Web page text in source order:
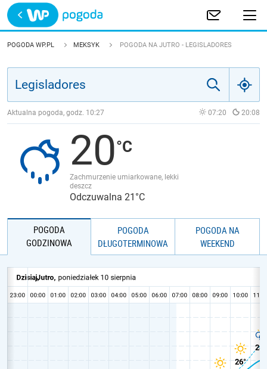
Trwa ładowanie
POLSKA
JAKOŚĆ POWIETRZA
POGODA WP.PL MEKSYK POGODA NA JUTRO - LEGISLADORES
Aktualna pogoda, godz. 10:27 07:20 20:08
20
Zachmurzenie umiarkowane, lekki
deszcz
Odczuwalna 21°C
POGODA
GODZINOWA
POGODA
DŁUGOTERMINOWA
POGODA NA
WEEKEND